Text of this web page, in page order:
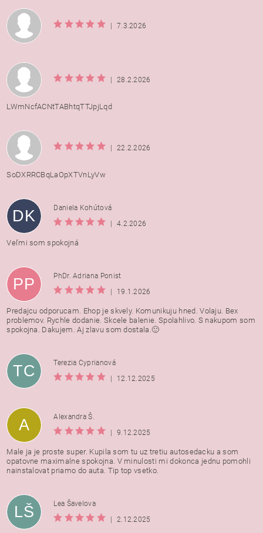
| 7.3.2026
| 28.2.2026
LWmNcfACNtTABhtqTTJpjLqd
| 22.2.2026
SoDXRRCBqLaOpXTVnLyVw
DK
Daniela Kohútová
|
4.2.2026
Veľmi som spokojná
PP
PhDr. Adriana Ponist
|
19.1.2026
Predajcu odporucam. Ehop je skvely. Komunikuju hned. Volaju. Bex
problemov. Rychle dodanie. Skcele balenie. Spolahlivo. S nakupom som
spokojna. Dakujem. Aj zlavu som dostala.🙂
TC
Terezia Cyprianová
|
12.12.2025
A
Alexandra Š.
|
9.12.2025
Male ja je proste super. Kupila som tu uz tretiu autosedacku a som
opatovne maximalne spokojna. V minulosti mi dokonca jednu pomohli
nainstalovat priamo do auta. Tip top vsetko.
LŠ
Lea Šavelova
|
2.12.2025